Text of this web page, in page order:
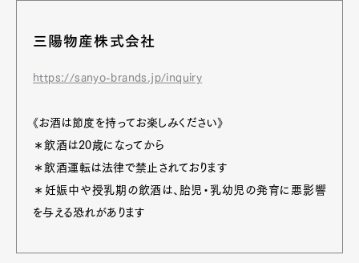
三陽物産株式会社
https://sanyo-brands.jp/inquiry
《お酒は節度を持ってお楽しみください》
＊飲酒は20歳になってから
＊飲酒運転は法律で禁止されております
＊妊娠中や授乳期の飲酒は、胎児・乳幼児の発育に悪影響
を与える恐れがあります